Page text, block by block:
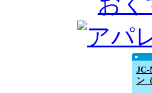
JC-
ン